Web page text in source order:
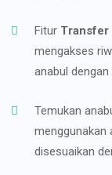
Fitur Transfer
mengakses
anabul
Temukan
menggunakan
disesuaikan